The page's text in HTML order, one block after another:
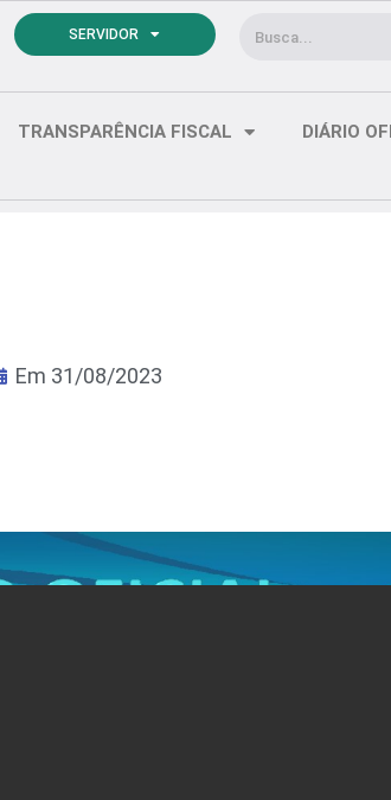
SERVIDOR Pesquisar
TRANSPARÊNCIA FISCAL DIÁRIO
Em 31/08/2023